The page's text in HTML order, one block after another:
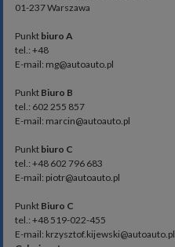
01-237 Warszawa
Punkt biuro A
tel.: +48
E-mail: mg@autoauto.pl
Punkt Biuro B
tel.: 602 255 857
E-mail: marcin@autoauto.pl
Punkt biuro C
tel.: +48 602 796 683
E-mail: piotr@autoauto.pl
Punkt Biuro C
tel.: +48 519-022-455
E-mail: krzysztof.kijewski@autoauto.pl